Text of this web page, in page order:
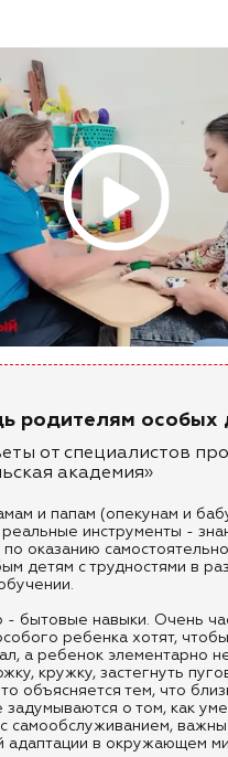
родителям особых
от специалистов
академия»
и папам (опекунам и
инструменты -
оказанию
детям с трудностями в
- бытовые навыки. Очень
ребенка хотят,
а ребенок элементарно
кружку, застегнуть
объясняется тем, что
задумываются о том, как
самообслуживанием,
адаптации в окружающем